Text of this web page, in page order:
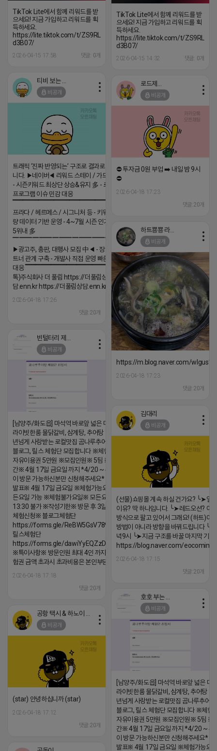
TikTok Lite에서 함께 리워드를 받
으세요! 지금 가입하고 리워드를 획
득하세요.
https://lite.tiktok.com/t/ZS9RLRxdPyLDK-
d3B07/
2026-04-15 17:58 댓글: 0개
TikTok Lite에서 함께 리워드를 받
으세요! 지금 가입하고 리워드를 획
득하세요.
https://lite.tiktok.com/t/
d3B07/
2026-04-15 14:32 댓글: 0개
비공개
트래픽 ‘진짜 반영되는’ 구조로 결과로 보여드립
니다. ▶네이버◀ 리워드 스테이 / 가드 / 자몽 등
- 시즌키워드 최상단 상승&유지 多 - 로직변화,
프로그램 이슈 민감 대응
▔▔▔▔▔▔▔▔▔▔▔▔▔▔▔▔▔▔ ▶쿠팡◀
프라다 / 헤르메스 / 시그니처 등 - 키워드 검색
량 데이터 기반 운영 - 4~7월 시즌 인기 키워드
5위내 多
▔▔▔▔▔▔▔▔▔▔▔▔▔▔▔▔▔▔
▶광고주, 총판, 대행사 모집 中◀ - 장기 협업 파
트너 관계 구축 - 개발사 직접 운영 빠른 피드백
대응 ▔▔▔▔▔▔▔▔▔▔▔▔▔▔▔▔▔▔ (카
톡)주식회사 더 풀림 https://더풀림상
담.enn.kr https://더풀림상담.enn.kr
2026-04-18 17:26
댓글:20개
비공개
⛔️ 투자금 0원 부업 ➡️ 내일 밤 9시
⛔️
2026-04-18 17:23
댓글:20개
하트뿅뿅 라이언
비공개
https://m.blog.naver.com/
2026-04-18 17:23
댓글:20개
비공개
[남양주/화도읍] 마석역 바로앞 넓은 매장과, 프
라이빗한룸 물닭갈비, 삼계탕, 추어탕 맛집 10
년넘게 사랑받는 로컬맛집 곰나루추어탕에서
블로그, 릴스 체험단 모집합니다 ※체험메뉴※
자유이용권 5만원 ※모집인원※ 5팀 ※모집기
간※ 4월 17일 금요일 까지 *4/20 ~ 4/26 사
이 방문 가능하신분만 신청해주세요* ※체험단
발표※ 4월 17일 금요일 ※체험가능요일※ 모
든요일 가능 ※체험불가요일※ 모든요일 12 ~
13:30 불가 ※작성기한※ 방문 후 3일 이내 ※
체험신청※ 블로그체험단
https://forms.gle/ReBW5GsV789ur2Pz6
릴스체험단
https://forms.gle/dawiYyEQZzDdqf8W8
※특이사항※ 방문인원 최대 4인 까지 가능 체
험권 금액 초과시 초과비용은 본인부담입니다.
2026-04-18 17:18
댓글:20개
김대리
비공개
(선물)쇼핑몰 계속 하실 건가요? ╰➤열
이유? 딱 하나입니다. ╰➤레드오션? 아
방식으로 팔고 있어서 그래요! (하트)이
방법이 아니라 방향을 바꿔드립니다
녁9시 ╰➤지금 구조를 바꿀 마지막 기회
https://blog.naver.com/eocomim/
2026-04-18 17:15
댓글:20개
비공개
[남양주/화도읍] 마석역 바로앞 넓은 매
라이빗한룸 물닭갈비, 삼계탕, 추어탕 맛
년넘게 사랑받는 로컬맛집 곰나루추어
블로그, 릴스 체험단 모집합니다 ※체험
자유이용권 5만원 ※모집인원※ 5팀 ※
간※ 4월 17일 금요일 까지 *4/20 ~ 4/
이 방문 가능하신분만 신청해주세요* ※
발표※ 4월 17일 금요일 ※체험가능요
비공개
(star) 안녕하십니까 (star)
2026-04-18 17:12
댓글:20개